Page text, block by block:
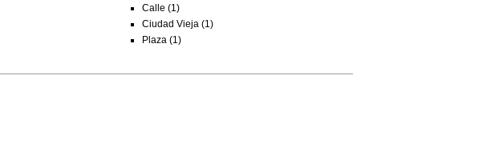
Calle (1)
Ciudad Vieja (1)
Plaza (1)